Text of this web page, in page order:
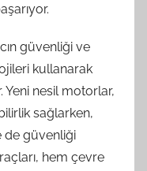
güvenliği ve
kullanarak
nesil motorlar,
sağlarken,
de güvenliği
hem çevre